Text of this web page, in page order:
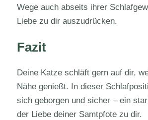
Wege auch abseits ihrer
Liebe zu dir auszudrücken.
Fazit
Deine Katze schläft gern auf dir,
Nähe genießt. In dieser
sich geborgen und sicher – ein
der Liebe deiner Samtpfote zu dir.